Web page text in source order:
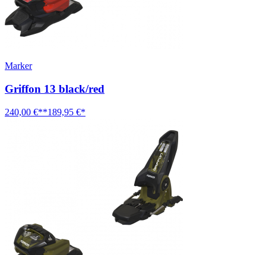
Marker
Griffon 13 black/red
240,00 €**189,95 €*